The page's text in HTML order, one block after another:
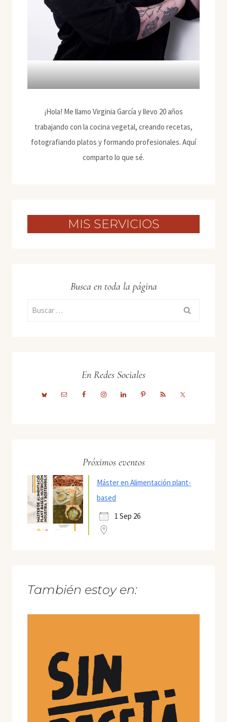
¡Hola! Me llamo Virginia García y llevo 20 años
trabajando con la cocina vegetal, creando recetas,
fotografiando platos y formando profesionales. Aquí
comparto lo que sé.
MIS SERVICIOS
Busca en toda la página
Buscar:
En Redes Sociales
Próximos eventos
Máster en Alimentación plant-
based
1 Sep 26
También estoy en: